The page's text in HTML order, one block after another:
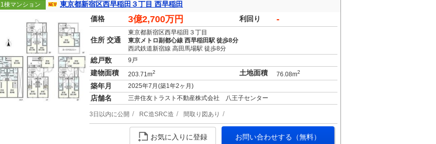
1棟マンション
東京都新宿区西早稲田３丁目 西早稲田
価格
3億2,700万円 利回り -
住所 交通
東京都新宿区西早稲田３丁目
東京メトロ副都心線 西早稲田駅 徒歩8分
西武鉄道新宿線 高田馬場駅 徒歩8分
総戸数 9戸
建物面積 203.71m2 土地面積 76.08m2
築年月 2025年7月(築1年2ヶ月)
店舗名 三井住友トラスト不動産株式会社 八王子センター
3日以内に公開 RC造SRC造 間取り図あり
お気に入りに登録 お問い合わせする（無料）